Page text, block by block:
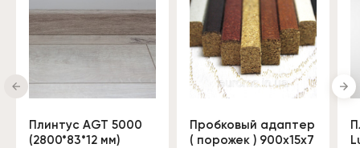
Плинтус AGT 5000
(2800*83*12 мм)
Пробковый адаптер
( порожек ) 900x15x7